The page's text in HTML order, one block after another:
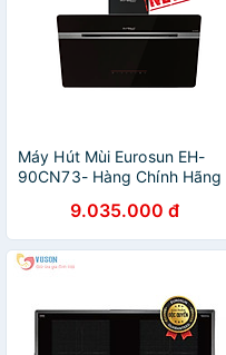
Máy Hút Mùi Eurosun EH-
90CN73- Hàng Chính Hãng
9.035.000 đ